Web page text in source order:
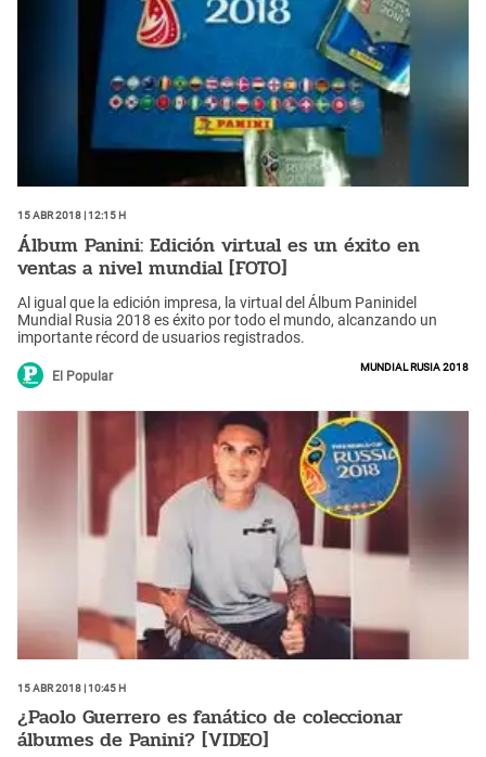
15 Abr 2018 | 12:15 h
Álbum Panini: Edición virtual es un éxito en
ventas a nivel mundial [FOTO]
Al igual que la edición impresa, la virtual del Álbum Paninidel
Mundial Rusia 2018 es éxito por todo el mundo, alcanzando un
importante récord de usuarios registrados.
El Popular
Mundial Rusia 2018
15 Abr 2018 | 10:45 h
¿Paolo Guerrero es fanático de coleccionar
álbumes de Panini? [VIDEO]